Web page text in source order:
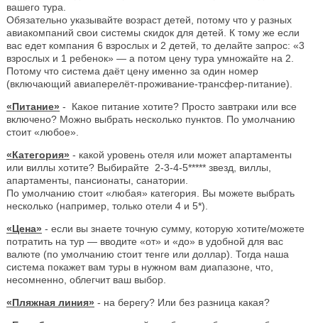
вашего тура.
Обязательно указывайте возраст детей, потому что у разных
авиакомпаний свои системы скидок для детей. К тому же если
вас едет компания 6 взрослых и 2 детей, то делайте запрос: «3
взрослых и 1 ребенок» — а потом цену тура умножайте на 2.
Потому что система даёт цену именно за один номер
(включающий авиаперелёт-проживание-трансфер-питание).
«Питание» - Какое питание хотите? Просто завтраки или все
включено? Можно выбрать несколько пунктов. По умолчанию
стоит «любое».
«Категория» - какой уровень отеля или может апартаменты
или виллы хотите? Выбирайте 2-3-4-5***** звезд, виллы,
апартаменты, пансионаты, санатории.
По умолчанию стоит «любая» категория. Вы можете выбрать
несколько (например, только отели 4 и 5*).
«Цена» - если вы знаете точную сумму, которую хотите/можете
потратить на тур — вводите «от» и «до» в удобной для вас
валюте (по умолчанию стоит тенге или доллар). Тогда наша
система покажет вам туры в нужном вам диапазоне, что,
несомненно, облегчит ваш выбор.
«Пляжная линия» - на берегу? Или без разница какая?